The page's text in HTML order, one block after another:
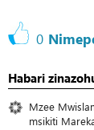
0
Habari
Mzee
msikiti